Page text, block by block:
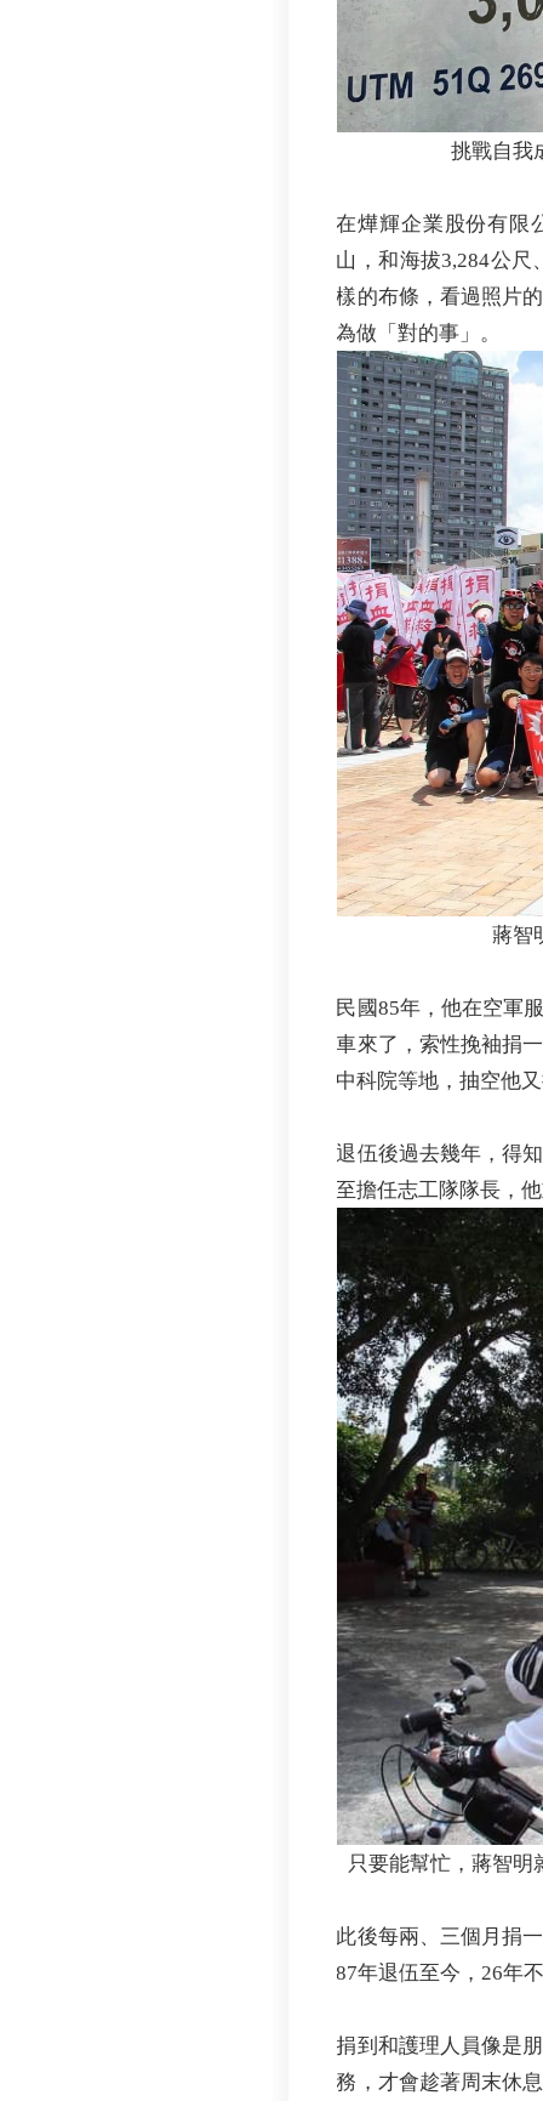
挑戰自我
在燁輝企業股份有限
山，和海拔3,284公
樣的布條，看過照片
為做「對的事」。
蔣智
民國85年，他在空軍
車來了，索性挽袖捐
中科院等地，抽空他
退伍後過去幾年，得
至擔任志工隊隊長，
只要能幫忙，蔣智
此後每兩、三個月捐
87年退伍至今，26年
捐到和護理人員像是
務，才會趁著周末休